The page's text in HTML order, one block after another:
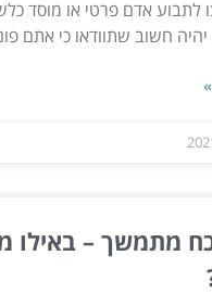
לתבוע אדם פרטי או מוסד
יהיה חשוב שתוודאו כי אתם
כח מתמשך – באילו